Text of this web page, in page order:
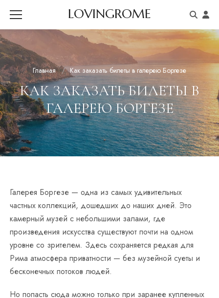
LOVINGROME
Главная Как заказать билеты в галерею Боргезе
КАК ЗАКАЗАТЬ БИЛЕТЫ В
ГАЛЕРЕЮ БОРГЕЗЕ
Галерея Боргезе — одна из самых удивительных
частных коллекций, дошедших до наших дней. Это
камерный музей с небольшими залами, где
произведения искусства существуют почти на одном
уровне со зрителем. Здесь сохраняется редкая для
Рима атмосфера приватности — без музейной суеты и
бесконечных потоков людей.
Но попасть сюда можно только при заранее купленных